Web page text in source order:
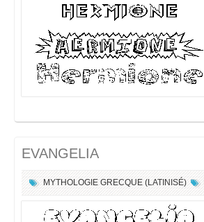
EVANGELIA
MYTHOLOGIE GRECQUE (LATINISÉ)